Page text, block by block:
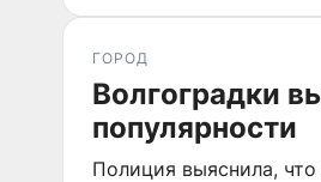
ГОРОД
Волгоградки
популярности
Полиция выяснила,